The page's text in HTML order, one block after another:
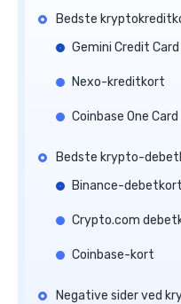
Bedste
Gemini Credit Card
Nexo-kreditkort
Coinbase One Card
Bedste krypto-
Binance-debetkort
Crypto.com
Coinbase-kort
Negative sider ved